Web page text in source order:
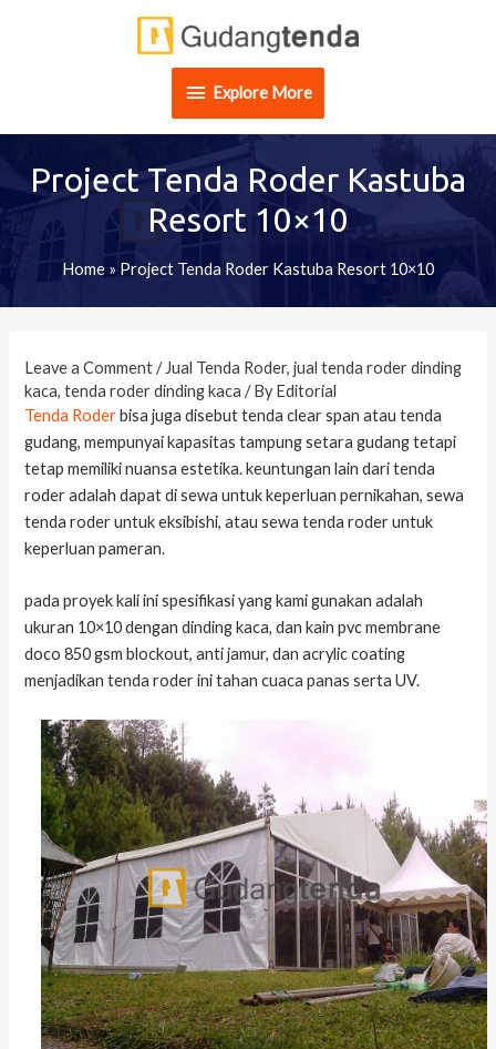
Explore
MoreExplore More
Project Tenda Roder Kastuba
Resort 10×10
Home » Project Tenda Roder Kastuba Resort 10×10
Leave a Comment / Jual Tenda Roder,jual tenda roder dinding
kaca,tenda roder dinding kaca / ByEditorial
Tenda Roderbisa juga disebut tenda clear span atau tenda
gudang, mempunyai kapasitas tampung setara gudang tetapi
tetap memiliki nuansa estetika. keuntungan lain dari tenda
roder adalah dapat di sewa untuk keperluan pernikahan, sewa
tenda roder untuk eksibishi, atau sewa tenda roder untuk
keperluan pameran.
pada proyek kali ini spesifikasi yang kami gunakan adalah
ukuran 10×10 dengan dinding kaca, dan kain pvc membrane
doco 850 gsm blockout, anti jamur, dan acrylic coating
menjadikan tenda roder ini tahan cuaca panas serta UV.